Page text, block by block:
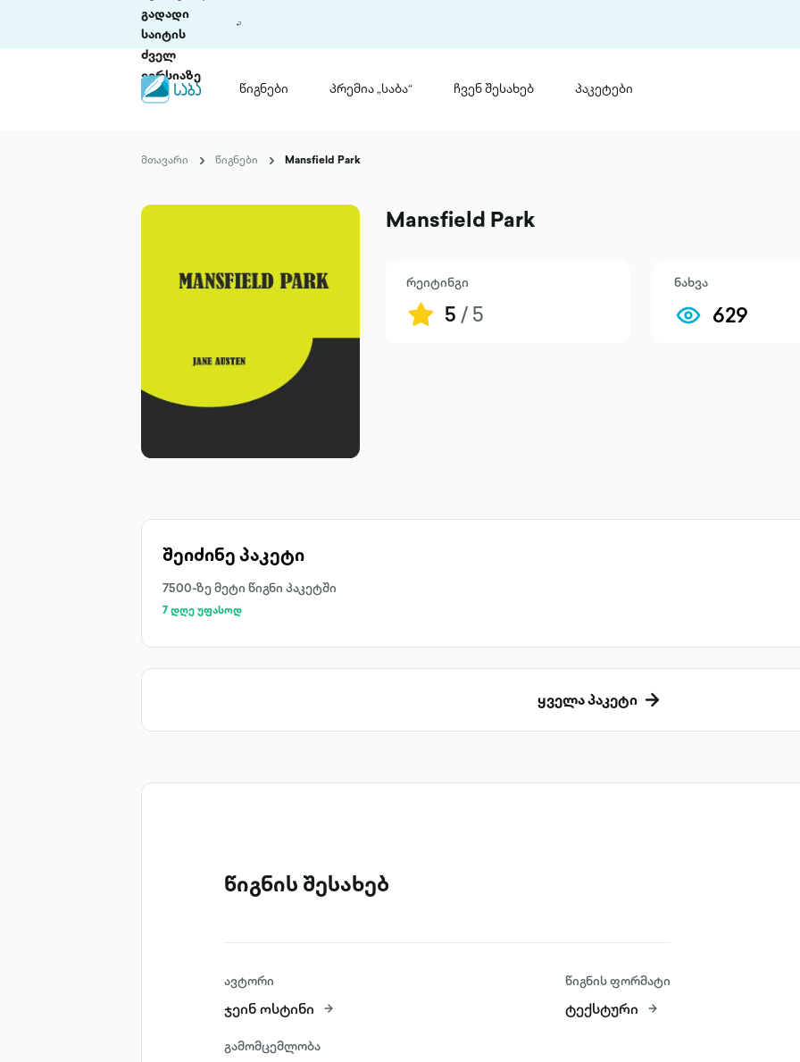
გადადი
საიტის
ძველ
ვერსიაზე
წიგნები პრემია „საბა“
ლიტერატურული პრემია „საბა“
წესდება
საკონკურსო განაცხადი
ჩვენ შესახებ პაკეტები
პაკეტები
მთავარი წიგნები Mansfield Park
Mansfield Park
რეიტინგი
5/ 5
ნახვა
629
შეიძინე პაკეტი
7500-ზე მეტი წიგნი პაკეტში
7 დღე უფასოდ
ყველა პაკეტი
წიგნის შესახებ
ავტორი
ჯეინ ოსტინი
გამომცემლობა
წიგნის ფორმატი
ტექსტური